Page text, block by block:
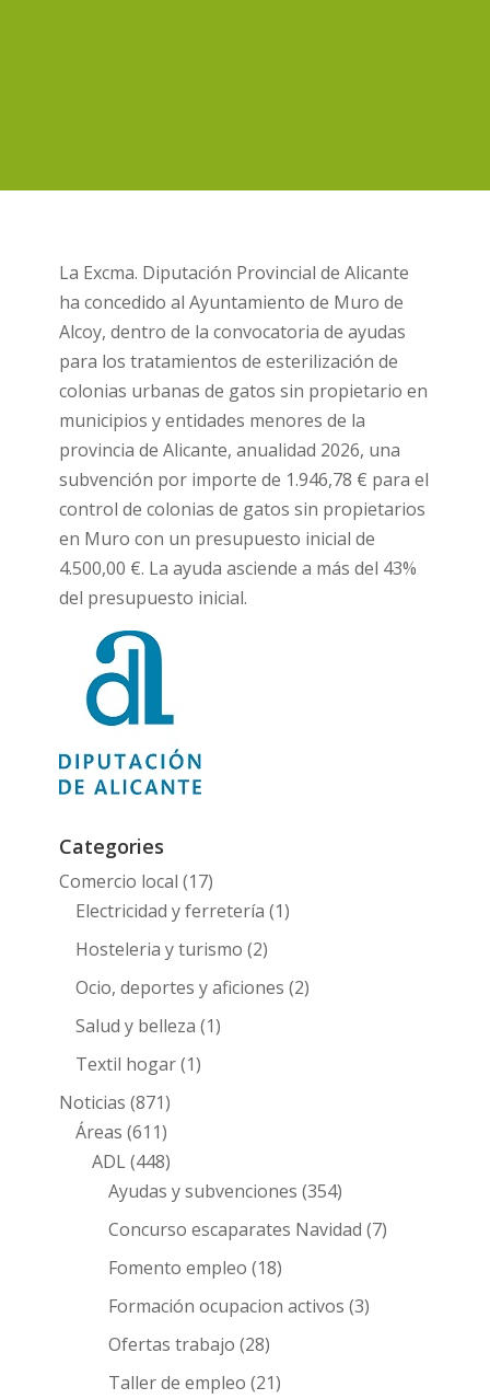
La Excma. Diputación Provincial de Alicante
ha concedido al Ayuntamiento de Muro de
Alcoy, dentro de la convocatoria de ayudas
para los tratamientos de esterilización de
colonias urbanas de gatos sin propietario en
municipios y entidades menores de la
provincia de Alicante, anualidad 2026, una
subvención por importe de 1.946,78 € para el
control de colonias de gatos sin propietarios
en Muro con un presupuesto inicial de
4.500,00 €. La ayuda asciende a más del 43%
del presupuesto inicial.
Categories
Comercio local (17)
Electricidad y ferretería (1)
Hosteleria y turismo (2)
Ocio, deportes y aficiones (2)
Salud y belleza (1)
Textil hogar(1)
Noticias (871)
Áreas (611)
ADL(448)
Ayudas y subvenciones (354)
Concurso escaparates Navidad (7)
Fomento empleo (18)
Formación ocupacion activos (3)
Ofertas trabajo (28)
Taller de empleo (21)